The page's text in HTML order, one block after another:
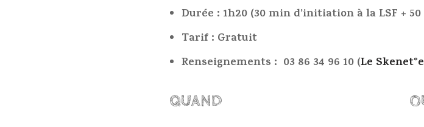
Durée : 1h20 (30 min d’initiation à la LSF +
Tarif : Gratuit
Renseignements : 03 86 34 96 10 (Le
QUAND